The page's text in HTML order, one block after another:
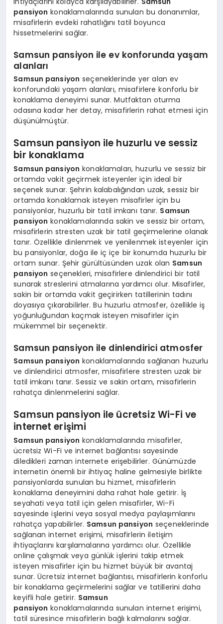
pansiyon konaklamalarında sunulan bu donanımlar,
misafirlerin evdeki rahatlığını tatil boyunca
hissetmelerini sağlar.
Samsun pansiyon ile ev konforunda yaşam
alanları
Samsun pansiyon seçeneklerinde yer alan ev
konforundaki yaşam alanları, misafirlere konforlu bir
konaklama deneyimi sunar. Mutfaktan oturma
odasına kadar her detay, misafirlerin rahat etmesi için
düşünülmüştür.
Samsun pansiyon ile huzurlu ve sessiz
bir konaklama
Samsun pansiyon konaklamaları, huzurlu ve sessiz bir
ortamda vakit geçirmek isteyenler için ideal bir
seçenek sunar. Şehrin kalabalığından uzak, sessiz bir
ortamda konaklamak isteyen misafirler için bu
pansiyonlar, huzurlu bir tatil imkanı tanır. Samsun
pansiyon konaklamalarında sakin ve sessiz bir ortam,
misafirlerin stresten uzak bir tatil geçirmelerine olanak
tanır. Özellikle dinlenmek ve yenilenmek isteyenler için
bu pansiyonlar, doğa ile iç içe bir konumda huzurlu bir
ortam sunar. Şehir gürültüsünden uzak olan Samsun
pansiyon seçenekleri, misafirlere dinlendirici bir tatil
sunarak streslerini atmalarına yardımcı olur. Misafirler,
sakin bir ortamda vakit geçirirken tatillerinin tadını
doyasıya çıkarabilirler. Bu huzurlu atmosfer, özellikle iş
yoğunluğundan kaçmak isteyen misafirler için
mükemmel bir seçenektir.
Samsun pansiyon ile dinlendirici atmosfer
Samsun pansiyon konaklamalarında sağlanan huzurlu
ve dinlendirici atmosfer, misafirlere stresten uzak bir
tatil imkanı tanır. Sessiz ve sakin ortam, misafirlerin
rahatça dinlenmelerini sağlar.
Samsun pansiyon ile ücretsiz Wi-Fi ve
internet erişimi
Samsun pansiyon konaklamalarında misafirler,
ücretsiz Wi-Fi ve internet bağlantısı sayesinde
diledikleri zaman internete erişebilirler. Günümüzde
internetin önemli bir ihtiyaç haline gelmesiyle birlikte
pansiyonlarda sunulan bu hizmet, misafirlerin
konaklama deneyimini daha rahat hale getirir. İş
seyahati veya tatil için gelen misafirler, Wi-Fi
sayesinde işlerini veya sosyal medya paylaşımlarını
rahatça yapabilirler. Samsun pansiyon seçeneklerinde
sağlanan internet erişimi, misafirlerin iletişim
ihtiyaçlarını karşılamalarına yardımcı olur. Özellikle
online çalışmak veya günlük işlerini takip etmek
isteyen misafirler için bu hizmet büyük bir avantaj
sunar. Ücretsiz internet bağlantısı, misafirlerin konforlu
bir konaklama geçirmelerini sağlar ve tatillerini daha
keyifli hale getirir. Samsun
pansiyon konaklamalarında sunulan internet erişimi,
tatil süresince misafirlerin bağlı kalmalarını sağlar.